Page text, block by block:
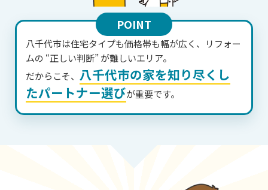
POINT
八千代市は住宅タイプも価格帯も幅が広く、リフォー
ムの “正しい判断” が難しいエリア。
だからこそ、 八千代市の家を知り尽くし
たパートナー選びが重要です。